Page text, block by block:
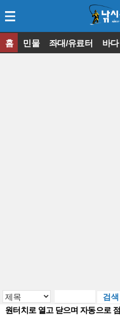
홈 민물 좌대/유료터 바다